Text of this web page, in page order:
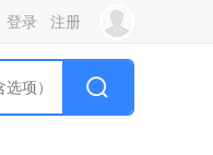
登录 注册